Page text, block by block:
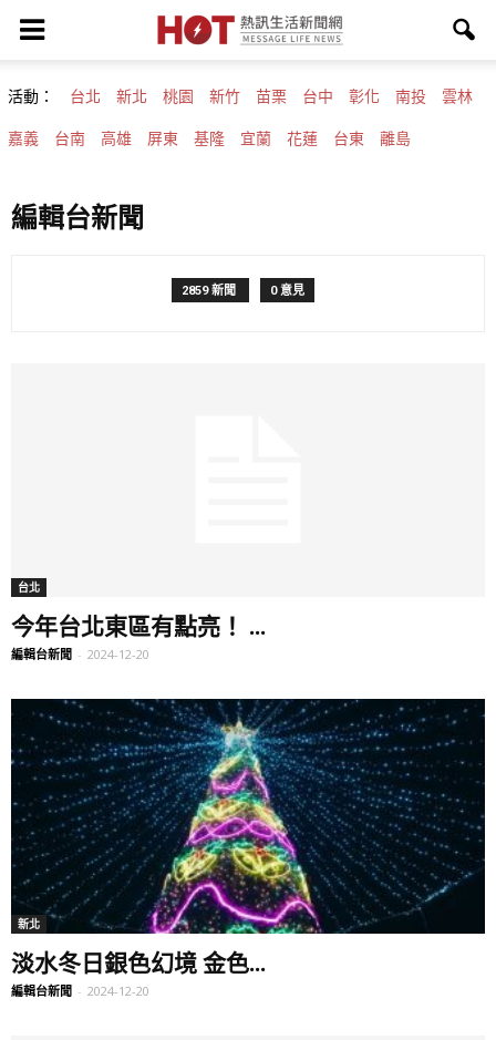
活動： 台北 新北 桃園 新竹 苗栗 台中 彰化 南投 雲林
嘉義 台南 高雄 屏東 基隆 宜蘭 花蓮 台東 離島
編輯台新聞
2859 新聞 0 意見
台北
今年台北東區有點亮！ ...
編輯台新聞 - 2024-12-20
新北
淡水冬日銀色幻境 金色...
編輯台新聞 - 2024-12-20